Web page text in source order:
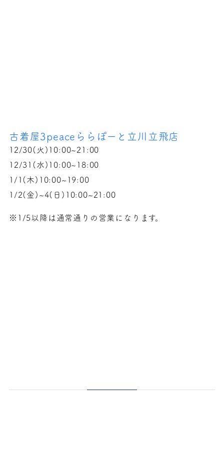
古着屋3peaceららぽーと立川立飛店
12/30(火)10:00~21:00
12/31(水)10:00~18:00
1/1(木)10:00~19:00
1/2(金)~4(日)10:00~21:00
※1/5以降は通常通りの営業になります。